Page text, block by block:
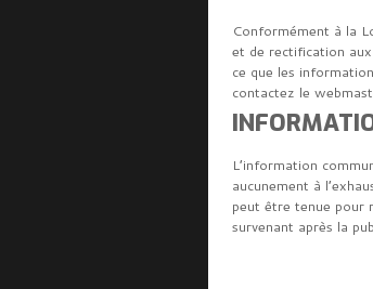
Conformément à la
et de rectification
ce que les
contactez le
L’information
aucunement à
peut être tenue pour
survenant après la